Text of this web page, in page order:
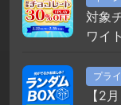
対象
ワイ
プラ
【2